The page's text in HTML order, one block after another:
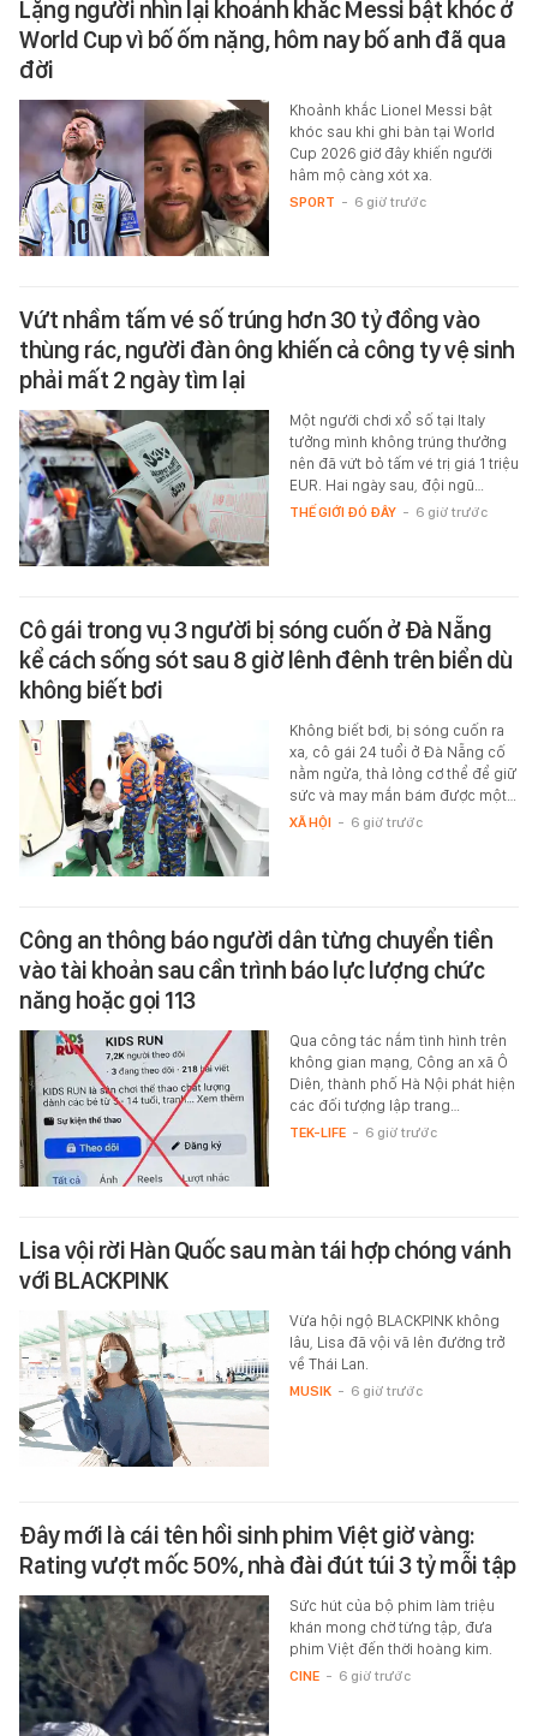
Lặng người nhìn lại khoảnh khắc Messi bật khóc ở
World Cup vì bố ốm nặng, hôm nay bố anh đã qua
đời
Khoảnh khắc Lionel Messi bật
khóc sau khi ghi bàn tại World
Cup 2026 giờ đây khiến người
hâm mộ càng xót xa.
SPORT - 6 giờ trước
Vứt nhầm tấm vé số trúng hơn 30 tỷ đồng vào
thùng rác, người đàn ông khiến cả công ty vệ sinh
phải mất 2 ngày tìm lại
Một người chơi xổ số tại Italy
tưởng mình không trúng thưởng
nên đã vứt bỏ tấm vé trị giá 1 triệu
EUR. Hai ngày sau, đội ngũ…
THẾ GIỚI ĐÓ ĐÂY - 6 giờ trước
Cô gái trong vụ 3 người bị sóng cuốn ở Đà Nẵng
kể cách sống sót sau 8 giờ lênh đênh trên biển dù
không biết bơi
Không biết bơi, bị sóng cuốn ra
xa, cô gái 24 tuổi ở Đà Nẵng cố
nằm ngửa, thả lỏng cơ thể để giữ
sức và may mắn bám được một…
XÃ HỘI - 6 giờ trước
Công an thông báo người dân từng chuyển tiền
vào tài khoản sau cần trình báo lực lượng chức
năng hoặc gọi 113
Qua công tác nắm tình hình trên
không gian mạng, Công an xã Ô
Diên, thành phố Hà Nội phát hiện
các đối tượng lập trang…
TEK-LIFE - 6 giờ trước
Lisa vội rời Hàn Quốc sau màn tái hợp chóng vánh
với BLACKPINK
Vừa hội ngộ BLACKPINK không
lâu, Lisa đã vội vã lên đường trở
về Thái Lan.
MUSIK - 6 giờ trước
Đây mới là cái tên hồi sinh phim Việt giờ vàng:
Rating vượt mốc 50%, nhà đài đút túi 3 tỷ mỗi tập
Sức hút của bộ phim làm triệu
khán mong chờ từng tập, đưa
phim Việt đến thời hoàng kim.
CINE - 6 giờ trước